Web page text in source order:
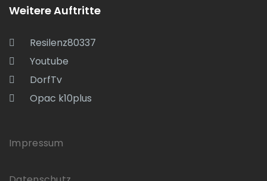
Weitere Auftritte
Resilenz80337
Youtube
DorfTv
Opac k10plus
Impressum